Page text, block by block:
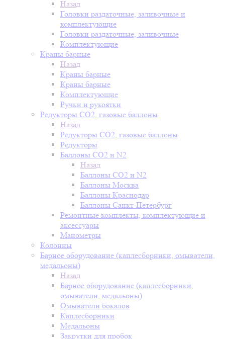
Назад
Головки раздаточные, заливочные и
комплектующие
Головки раздаточные, заливочные
Комплектующие
Краны барные
Назад
Краны барные
Краны барные
Комплектующие
Ручки и рукоятки
Редукторы СО2, газовые баллоны
Назад
Редукторы СО2, газовые баллоны
Редукторы
Баллоны СО2 и N2
Назад
Баллоны СО2 и N2
Баллоны Москва
Баллоны Краснодар
Баллоны Санкт-Петербург
Ремонтные комплекты, комплектующие и
аксессуары
Манометры
Колонны
Барное оборудование (каплесборники, омыватели,
медальоны)
Назад
Барное оборудование (каплесборники,
омыватели, медальоны)
Омыватели бокалов
Каплесборники
Медальоны
Закрутки для пробок